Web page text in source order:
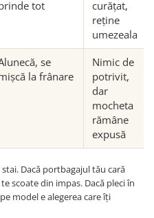
tot
curățat,
reține
umezeala
se
la frânare
Nimic de
potrivit,
dar
mocheta
rămâne
expusă
Dacă portbagajul tău cară
scoate din impas. Dacă pleci în
model e alegerea care îți